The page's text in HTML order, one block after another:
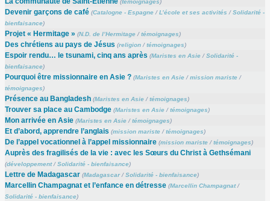
(témoignages)
Devenir garçons de café (Catalogne - Espagne/L’école et ses activités /Solidarité -
bienfaisance)
Projet « Hermitage » (N.D. de l’Hermitage/témoignages)
Des chrétiens au pays de Jésus (religion/témoignages)
Espoir rendu… le tsunami, cinq ans après (Maristes en Asie/Solidarité -
bienfaisance)
Pourquoi être missionnaire en Asie ? (Maristes en Asie/mission mariste/
témoignages)
Présence au Bangladesh (Maristes en Asie/témoignages)
Trouver sa place au Cambodge (Maristes en Asie/témoignages)
Mon arrivée en Asie (Maristes en Asie/témoignages)
Et d’abord, apprendre l’anglais (mission mariste/témoignages)
De l’appel vocationnel à l’appel missionnaire (mission mariste/témoignages)
Auprès des fragilisés de la vie : avec les Sœurs du Christ à Gethsémani
(développement/Solidarité - bienfaisance)
Lettre de Madagascar (Madagascar/Solidarité - bienfaisance)
Marcellin Champagnat et l’enfance en détresse (Marcellin Champagnat/
Solidarité - bienfaisance)